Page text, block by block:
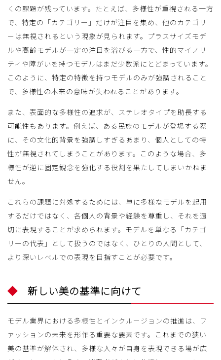
くの課題が残っています。たとえば、多様性が重視される一方
で、特定の「カテゴリー」だけが注目を集め、他のカテゴリ
ーは無視されるという現象が見られます。プラスサイズモデ
ルや高齢モデルが一定の注目を浴びる一方で、性的マイノリ
ティや障がいを持つモデルはまだ少数派にとどまっています。
このように、特定の特徴を持つモデルのみが強調されること
で、多様性の本来の意味が失われることがあります。
また、表面的な多様性の追求が、ステレオタイプを助長する
可能性もあります。例えば、ある民族のモデルが登場する際
に、その文化的背景を強調しすぎるあまり、個人としての特
性が無視されてしまうことがあります。このような場合、多
様性が逆に固定観念を強化する役割を果たしてしまいかねま
せん。
これらの課題に対処するためには、単に多様なモデルを起用
するだけではなく、各個人の背景や経験を尊重し、それを適
切に表現することが求められます。モデルを単なる「カテゴ
リーの代表」として扱うのではなく、ひとりの人間として、
より深いレベルでの表現を目指すことが必要です。
新しい美の基準に向けて
モデル業界における多様性とインクルージョンの推進は、フ
ァッションの未来を形作る重要な要素です。これまでの狭い
美の基準が解体され、多様な人々が自身を表現できる場が広